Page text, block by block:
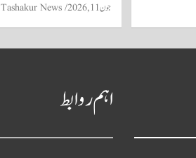
جون 11, 2026 Tashakur News
اہم روابط